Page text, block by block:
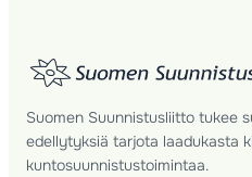
Suomen Suunnistusliitto tukee
edellytyksiä tarjota laadukasta
kuntosuunnistustoimintaa.